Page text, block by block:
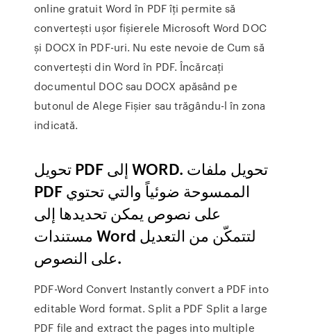
online gratuit Word în PDF îți permite să
convertești ușor fișierele Microsoft Word DOC
și DOCX în PDF-uri. Nu este nevoie de Cum să
convertești din Word în PDF. Încărcați
documentul DOC sau DOCX apăsând pe
butonul de Alege Fișier sau trăgându-l în zona
indicată.
تحويل PDF إلى WORD. تحويل ملفات
PDF الممسوحة ضوئياً والتي تحتوي
على نصوص يمكن تحديدها إلى
مستندات Word لتتمكّن من التعديل
على النصوص.
PDF-Word Convert Instantly convert a PDF into
editable Word format. Split a PDF Split a large
PDF file and extract the pages into multiple